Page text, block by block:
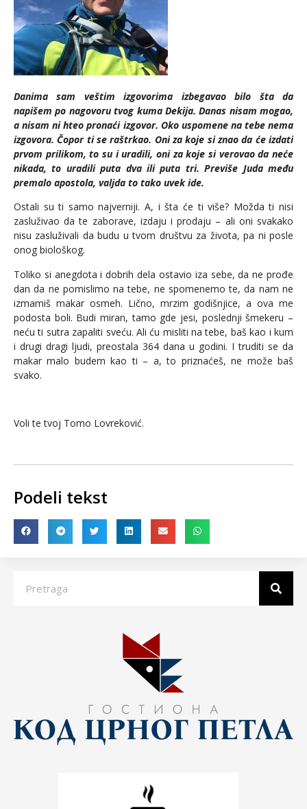
Danima sam veštim izgovorima izbegavao bilo šta da
napišem po nagovoru tvog kuma Dekija. Danas nisam mogao,
a nisam ni hteo pronaći izgovor. Oko uspomene na tebe nema
izgovora. Čopor ti se raštrkao. Oni za koje si znao da će izdati
prvom prilikom, to su i uradili, oni za koje si verovao da neće
nikada, to uradili puta dva ili puta tri. Previše Juda među
premalo apostola, valjda to tako uvek ide.
Ostali su ti samo najverniji. A, i šta će ti više? Možda ti nisi
zasluživao da te zaborave, izdaju i prodaju – ali oni svakako
nisu zasluživali da budu u tvom društvu za života, pa ni posle
onog biološkog.
Toliko si anegdota i dobrih dela ostavio iza sebe, da ne prođe
dan da ne pomislimo na tebe, ne spomenemo te, da nam ne
izmamiš makar osmeh. Lično, mrzim godišnjice, a ova me
podosta boli. Budi miran, tamo gde jesi, poslednji šmekeru –
neću ti sutra zapaliti sveću. Ali ću misliti na tebe, baš kao i kum
i drugi dragi ljudi, preostala 364 dana u godini. I truditi se da
makar malo budem kao ti – a, to priznaćeš, ne može baš
svako.
Voli te tvoj Tomo Lovreković.
Podeli tekst